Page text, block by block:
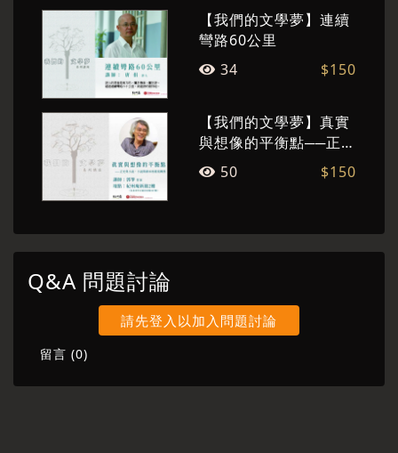
紀州庵最廣受好評的重要課程，2020年起不只辦
理實體講座，更將透過影像紀錄講者的風采，讓
文學的重量隨著講者的影像與聲音，轉換成令讀
者繚繞於心的旋律與印記。
【我們的文學夢】連續
彎路60公里
34
$150
【我們的文學夢】真實
與想像的平衡點──正史
與小說、小說與劇本的
檔案轉換
50 $150
Q&A 問題討論
請先登入以加入問題討論
留言 (0)